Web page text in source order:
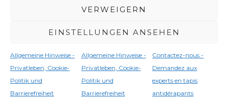
VERWEIGERN
EINSTELLUNGEN ANSEHEN
Allgemeine Hinweise -
Privatleben, Cookie-
Politik und
Barrierefreiheit
Allgemeine Hinweise -
Privatleben, Cookie-
Politik und
Barrierefreiheit
Contactez-nous -
Demandez aux
experts en tapis
antidérapants
Richtlinie und Barrierefreiheit
English(Englisch) Français(Französisch)
Deutsch
Italiano( Italienisch)
Español
Spanisch)